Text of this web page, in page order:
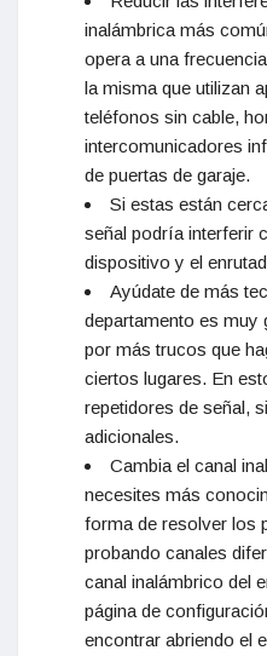
inalámbrica más
opera a una
la misma que utilizan
teléfonos sin cable,
intercomunicadores
de puertas de garaje.
Si estas están
señal podría interferir
dispositivo y el
Ayúdate de más
departamento es muy
por más trucos que
ciertos lugares. En
repetidores de señal,
adicionales.
Cambia el canal
necesites más
forma de resolver los
probando canales
canal inalámbrico del
página de
encontrar abriendo el